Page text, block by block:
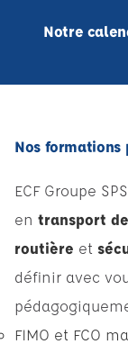
Notre
Nos formations
ECF Groupe
en transport
routière et
définir avec
FIMO et FCO